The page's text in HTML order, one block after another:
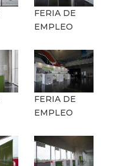
FERIA DE
EMPLEO
FERIA DE
EMPLEO